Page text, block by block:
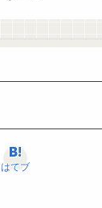
はてブ